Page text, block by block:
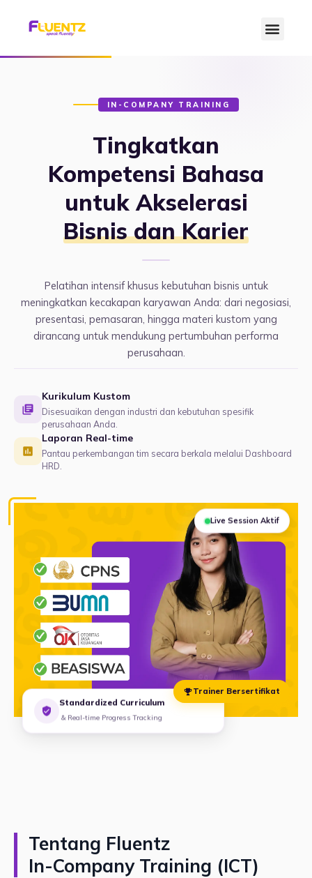
IN-COMPANY TRAINING
Tingkatkan
Kompetensi Bahasa
untuk Akselerasi
Bisnis dan Karier
Pelatihan intensif khusus kebutuhan bisnis untuk
meningkatkan kecakapan karyawan Anda: dari negosiasi,
presentasi, pemasaran, hingga materi kustom yang
dirancang untuk mendukung pertumbuhan performa
perusahaan.
Kurikulum Kustom
Disesuaikan dengan industri dan kebutuhan spesifik
perusahaan Anda.
Laporan Real-time
Pantau perkembangan tim secara berkala melalui Dashboard
HRD.
Standardized Curriculum
& Real-time Progress Tracking
Live Session Aktif
Trainer Bersertifikat
Tentang Fluentz
In-Company Training (ICT)